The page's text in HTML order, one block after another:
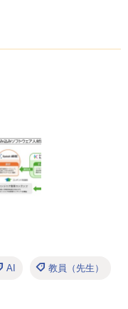
AI 教員（先生）